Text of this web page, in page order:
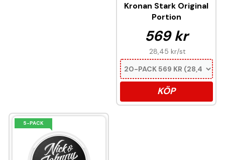
Kronan Stark Original
Portion
569 kr
28,45 kr/st
KÖP
5-PACK